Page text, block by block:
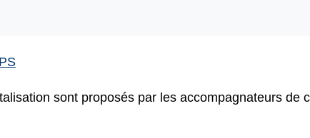
sont proposés par les accompagnateurs de